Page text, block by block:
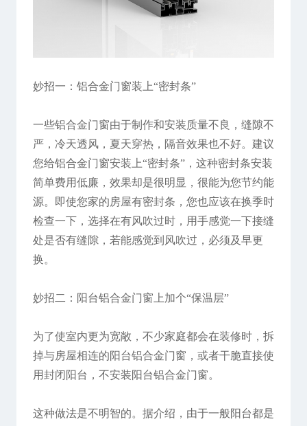
妙招一：铝合金门窗装上“密封条”
一些铝合金门窗由于制作和安装质量不良，缝隙不
严，冷天透风，夏天穿热，隔音效果也不好。建议
您给铝合金门窗安装上“密封条”，这种密封条安装
简单费用低廉，效果却是很明显，很能为您节约能
源。即使您家的房屋有密封条，您也应该在换季时
检查一下，选择在有风吹过时，用手感觉一下接缝
处是否有缝隙，若能感觉到风吹过，必须及早更
换。
妙招二：阳台铝合金门窗上加个“保温层”
为了使室内更为宽敞，不少家庭都会在装修时，拆
掉与房屋相连的阳台铝合金门窗，或者干脆直接使
用封闭阳台，不安装阳台铝合金门窗。
这种做法是不明智的。据介绍，由于一般阳台都是